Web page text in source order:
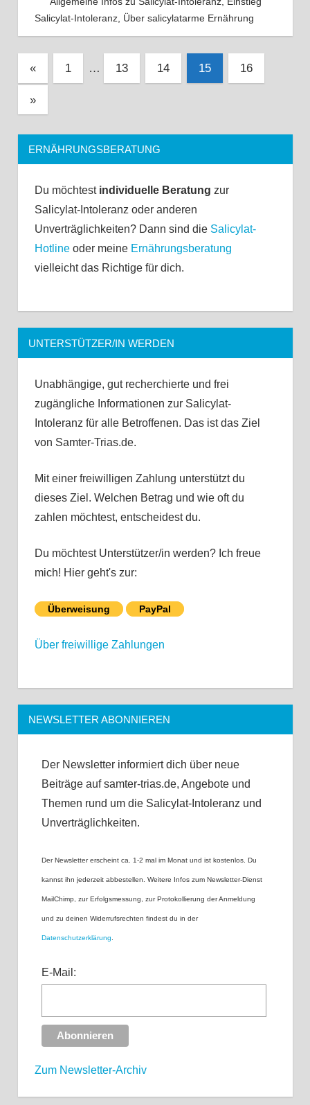
Salicylat-Intoleranz, Über salicylatarme Ernährung
Beitragsnavigation
«Vorherige
Beiträge
1 … 13 14 15 16
Nächste
Beiträge
»
ERNÄHRUNGSBERATUNG
Du möchtest individuelle Beratung zur
Salicylat-Intoleranz oder anderen
Unverträglichkeiten? Dann sind die Salicylat-
Hotlineoder meine Ernährungsberatung
vielleicht das Richtige für dich.
UNTERSTÜTZER/IN WERDEN
Unabhängige, gut recherchierte und frei
zugängliche Informationen zur Salicylat-
Intoleranz für alle Betroffenen. Das ist das Ziel
von Samter-Trias.de.
Mit einer freiwilligen Zahlung unterstützt du
dieses Ziel. Welchen Betrag und wie oft du
zahlen möchtest, entscheidest du.
Du möchtest Unterstützer/in werden? Ich freue
mich! Hier geht's zur:
Überweisung PayPal
Über freiwillige Zahlungen
NEWSLETTER ABONNIEREN
Der Newsletter informiert dich über neue
Beiträge auf samter-trias.de, Angebote und
Themen rund um die Salicylat-Intoleranz und
Unverträglichkeiten.
Der Newsletter erscheint ca. 1-2 mal im Monat und ist kostenlos. Du
kannst ihn jederzeit abbestellen. Weitere Infos zum Newsletter-Dienst
MailChimp, zur Erfolgsmessung, zur Protokollierung der Anmeldung
und zu deinen Widerrufsrechten findest du in der
Datenschutzerklärung.
E-Mail:
Zum Newsletter-Archiv